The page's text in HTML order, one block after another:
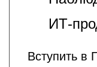
ИТ-
Вступить в